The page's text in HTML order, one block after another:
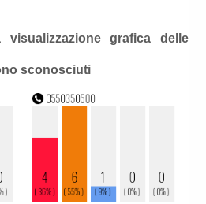
grafica delle
sconosciuti